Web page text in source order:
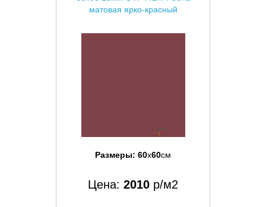
матовая ярко-красный
Размеры: 60x60см
Цена: 2010 р/м2